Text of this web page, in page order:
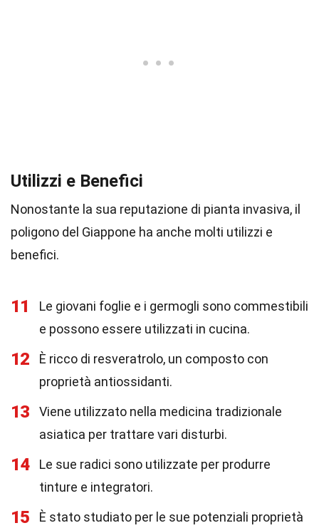
Utilizzi e Benefici
Nonostante la sua reputazione di pianta invasiva, il
poligono del Giappone ha anche molti utilizzi e
benefici.
11
Le giovani foglie e i germogli sono commestibili
e possono essere utilizzati in cucina.
12
È ricco di resveratrolo, un composto con
proprietà antiossidanti.
13
Viene utilizzato nella medicina tradizionale
asiatica per trattare vari disturbi.
14
Le sue radici sono utilizzate per produrre
tinture e integratori.
15
È stato studiato per le sue potenziali proprietà